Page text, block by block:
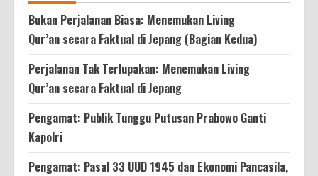
Bukan Perjalanan Biasa: Menemukan Living
Qur’an secara Faktual di Jepang (Bagian Kedua)
Perjalanan Tak Terlupakan: Menemukan Living
Qur’an secara Faktual di Jepang
Pengamat: Publik Tunggu Putusan Prabowo Ganti
Kapolri
Pengamat: Pasal 33 UUD 1945 dan Ekonomi Pancasila,